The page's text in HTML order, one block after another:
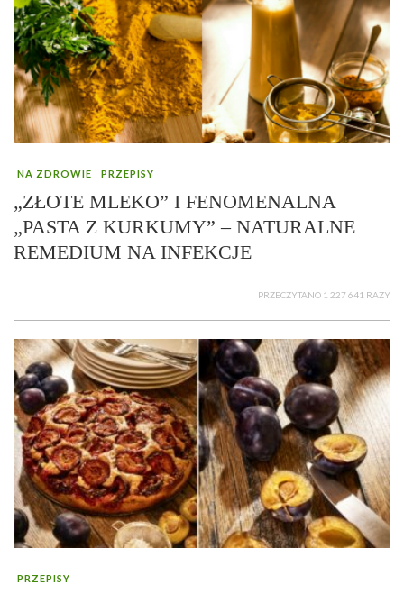
NA ZDROWIE PRZEPISY
„ZŁOTE MLEKO” I FENOMENALNA
„PASTA Z KURKUMY” – NATURALNE
REMEDIUM NA INFEKCJE
PRZECZYTANO 1 227 641 RAZY
PRZEPISY